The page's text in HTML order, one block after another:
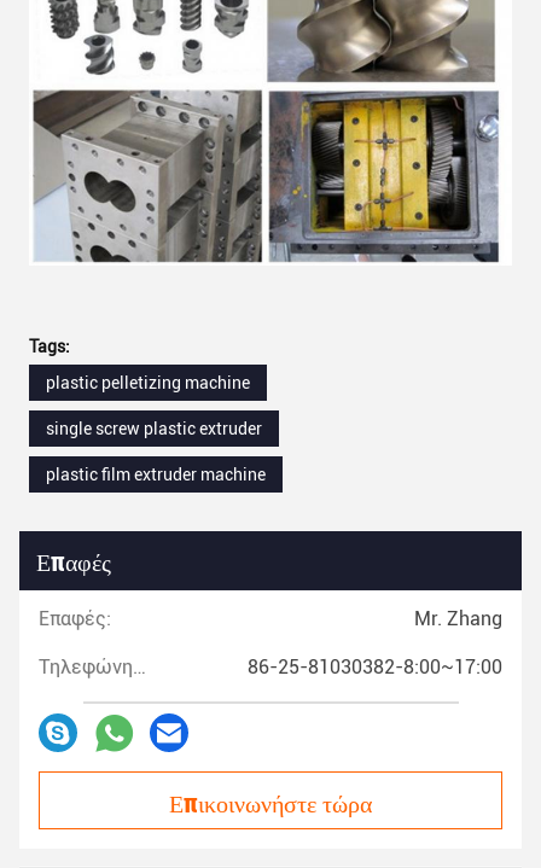
Tags:
plastic pelletizing machine
single screw plastic extruder
plastic film extruder machine
Επαφές
Επαφές: Mr. Zhang
Τηλεφώνημα: 86-25-81030382-8:00~17:00
Επικοινωνήστε τώρα